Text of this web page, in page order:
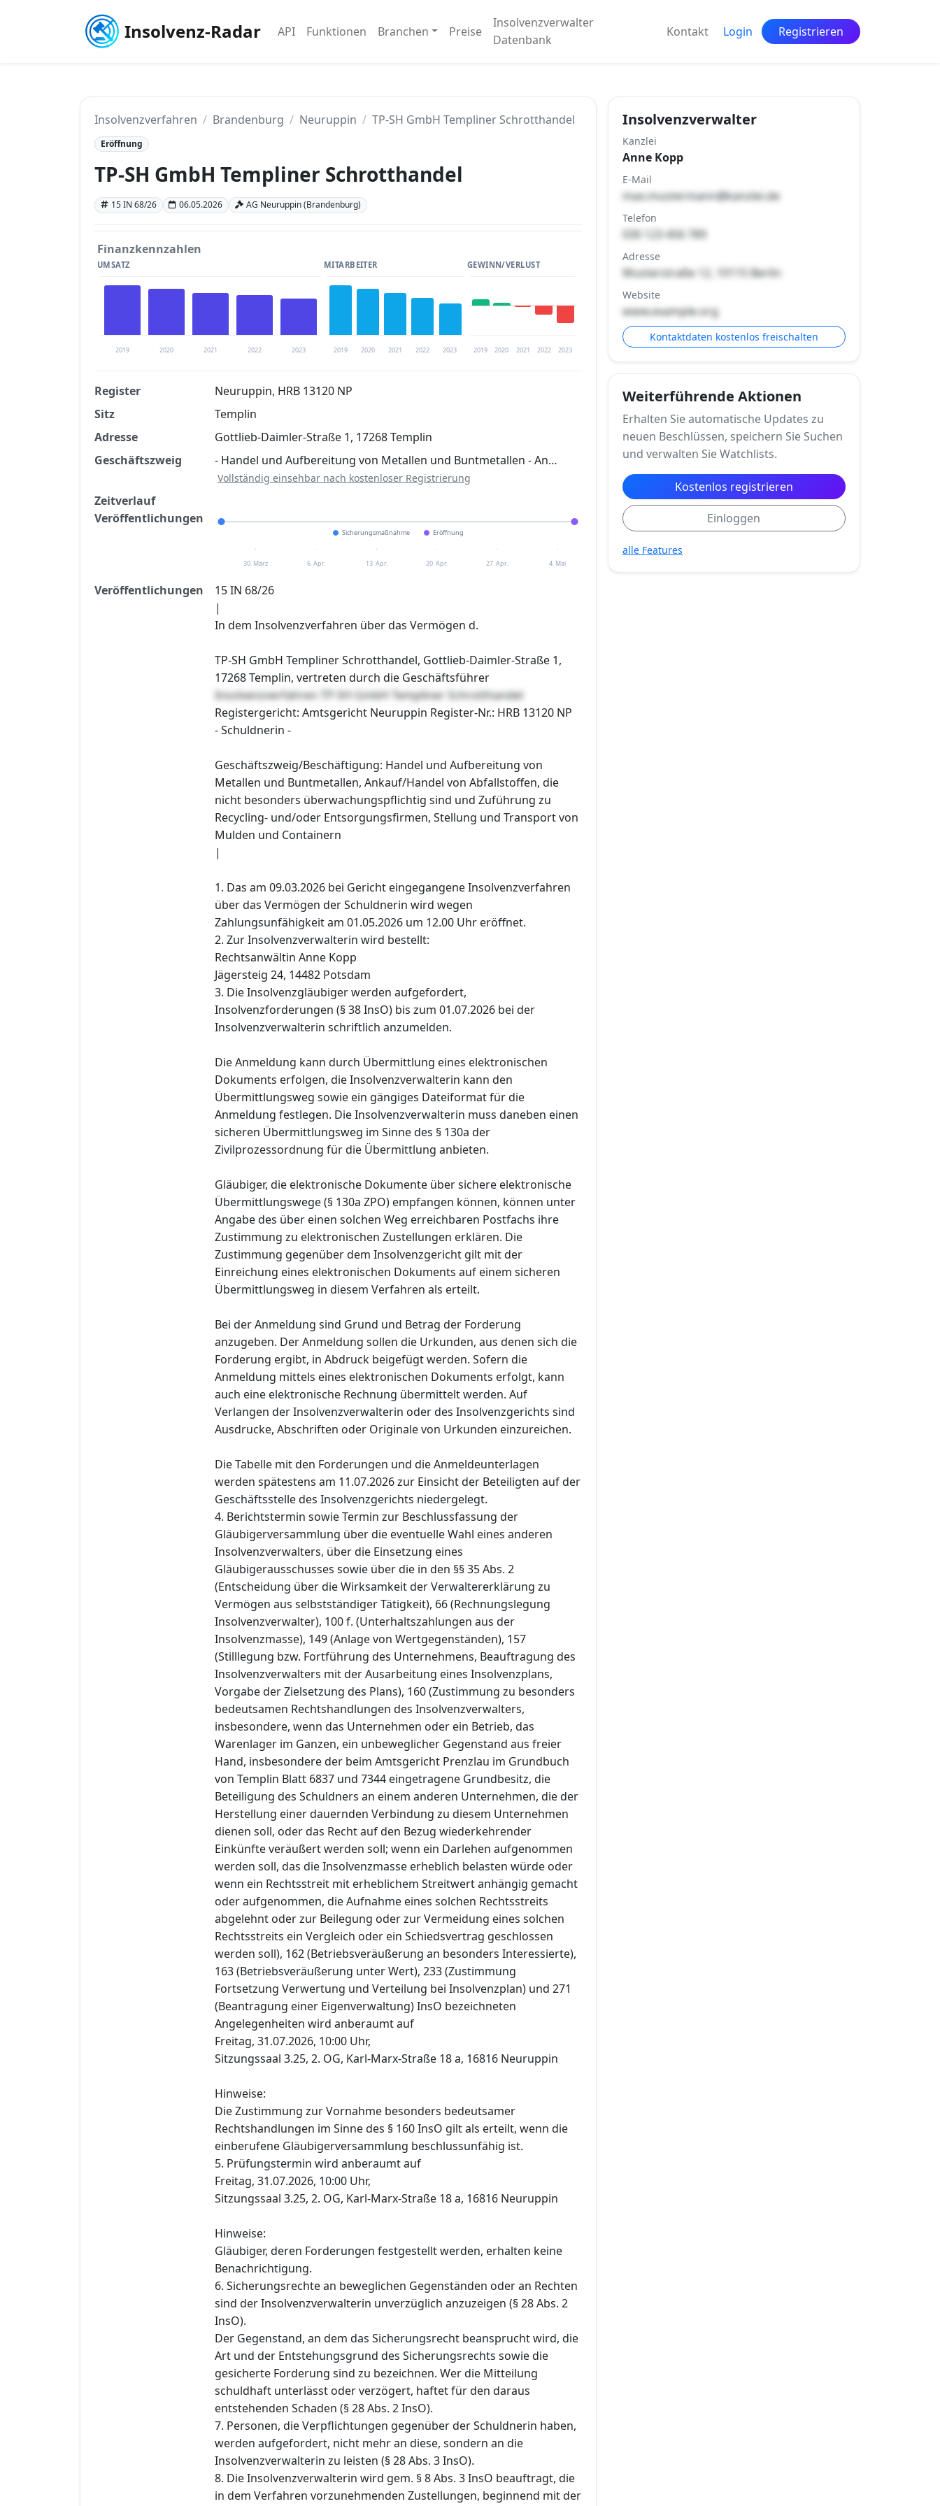
Insolvenz-Radar API Funktionen Branchen Preise
Insolvenzverwalter
Datenbank
Kontakt Login Registrieren
Insolvenzverfahren Brandenburg Neuruppin TP-SH GmbH Templiner Schrotthandel
Eröffnung
TP-SH GmbH Templiner Schrotthandel
15 IN 68/26 06.05.2026 AG Neuruppin (Brandenburg)
Finanzkennzahlen
UMSATZ
2019 2020 2021 2022 2023
MITARBEITER
2019 2020 2021 2022 2023
GEWINN/VERLUST
2019 2020 2021 2022 2023
Finanzkennzahlen nach kostenloser Registrierung verfügbar
Jetzt kostenlos registrieren
Register
Neuruppin, HRB 13120 NP
Sitz
Templin
Adresse
Gottlieb-Daimler-Straße 1, 17268 Templin
Geschäftszweig
- Handel und Aufbereitung von Metallen und Buntmetallen - An…
Vollständig einsehbar nach kostenloser Registrierung
Zeitverlauf
Veröffentlichungen
Sicherungsmaßnahme Eröffnung
30. März 6. Apr. 13. Apr. 20. Apr. 27. Apr. 4. Mai
Veröffentlichungen
15 IN 68/26
|
In dem Insolvenzverfahren über das Vermögen d.
TP-SH GmbH Templiner Schrotthandel, Gottlieb-Daimler-Straße 1,
17268 Templin, vertreten durch die Geschäftsführer
Insolvenzverfahren TP-SH GmbH Templiner Schrotthandel
Registergericht: Amtsgericht Neuruppin Register-Nr.: HRB 13120 NP
- Schuldnerin -
Geschäftszweig/Beschäftigung: Handel und Aufbereitung von
Metallen und Buntmetallen, Ankauf/Handel von Abfallstoffen, die
nicht besonders überwachungspflichtig sind und Zuführung zu
Recycling- und/oder Entsorgungsfirmen, Stellung und Transport von
Mulden und Containern
|
1. Das am 09.03.2026 bei Gericht eingegangene Insolvenzverfahren
über das Vermögen der Schuldnerin wird wegen
Zahlungsunfähigkeit am 01.05.2026 um 12.00 Uhr eröffnet.
2. Zur Insolvenzverwalterin wird bestellt:
Rechtsanwältin Anne Kopp
Jägersteig 24, 14482 Potsdam
3. Die Insolvenzgläubiger werden aufgefordert,
Insolvenzforderungen (§ 38 InsO) bis zum 01.07.2026 bei der
Insolvenzverwalterin schriftlich anzumelden.
Die Anmeldung kann durch Übermittlung eines elektronischen
Dokuments erfolgen, die Insolvenzverwalterin kann den
Übermittlungsweg sowie ein gängiges Dateiformat für die
Anmeldung festlegen. Die Insolvenzverwalterin muss daneben einen
sicheren Übermittlungsweg im Sinne des § 130a der
Zivilprozessordnung für die Übermittlung anbieten.
Gläubiger, die elektronische Dokumente über sichere elektronische
Übermittlungswege (§ 130a ZPO) empfangen können, können unter
Angabe des über einen solchen Weg erreichbaren Postfachs ihre
Zustimmung zu elektronischen Zustellungen erklären. Die
Zustimmung gegenüber dem Insolvenzgericht gilt mit der
Einreichung eines elektronischen Dokuments auf einem sicheren
Übermittlungsweg in diesem Verfahren als erteilt.
Bei der Anmeldung sind Grund und Betrag der Forderung
anzugeben. Der Anmeldung sollen die Urkunden, aus denen sich die
Forderung ergibt, in Abdruck beigefügt werden. Sofern die
Anmeldung mittels eines elektronischen Dokuments erfolgt, kann
auch eine elektronische Rechnung übermittelt werden. Auf
Verlangen der Insolvenzverwalterin oder des Insolvenzgerichts sind
Ausdrucke, Abschriften oder Originale von Urkunden einzureichen.
Die Tabelle mit den Forderungen und die Anmeldeunterlagen
werden spätestens am 11.07.2026 zur Einsicht der Beteiligten auf der
Geschäftsstelle des Insolvenzgerichts niedergelegt.
4. Berichtstermin sowie Termin zur Beschlussfassung der
Gläubigerversammlung über die eventuelle Wahl eines anderen
Insolvenzverwalters, über die Einsetzung eines
Gläubigerausschusses sowie über die in den §§ 35 Abs. 2
(Entscheidung über die Wirksamkeit der Verwaltererklärung zu
Vermögen aus selbstständiger Tätigkeit), 66 (Rechnungslegung
Insolvenzverwalter), 100 f. (Unterhaltszahlungen aus der
Insolvenzmasse), 149 (Anlage von Wertgegenständen), 157
(Stilllegung bzw. Fortführung des Unternehmens, Beauftragung des
Insolvenzverwalters mit der Ausarbeitung eines Insolvenzplans,
Vorgabe der Zielsetzung des Plans), 160 (Zustimmung zu besonders
bedeutsamen Rechtshandlungen des Insolvenzverwalters,
insbesondere, wenn das Unternehmen oder ein Betrieb, das
Warenlager im Ganzen, ein unbeweglicher Gegenstand aus freier
Hand, insbesondere der beim Amtsgericht Prenzlau im Grundbuch
von Templin Blatt 6837 und 7344 eingetragene Grundbesitz, die
Beteiligung des Schuldners an einem anderen Unternehmen, die der
Herstellung einer dauernden Verbindung zu diesem Unternehmen
dienen soll, oder das Recht auf den Bezug wiederkehrender
Einkünfte veräußert werden soll; wenn ein Darlehen aufgenommen
werden soll, das die Insolvenzmasse erheblich belasten würde oder
wenn ein Rechtsstreit mit erheblichem Streitwert anhängig gemacht
oder aufgenommen, die Aufnahme eines solchen Rechtsstreits
abgelehnt oder zur Beilegung oder zur Vermeidung eines solchen
Rechtsstreits ein Vergleich oder ein Schiedsvertrag geschlossen
werden soll), 162 (Betriebsveräußerung an besonders Interessierte),
163 (Betriebsveräußerung unter Wert), 233 (Zustimmung
Fortsetzung Verwertung und Verteilung bei Insolvenzplan) und 271
(Beantragung einer Eigenverwaltung) InsO bezeichneten
Angelegenheiten wird anberaumt auf
Freitag, 31.07.2026, 10:00 Uhr,
Sitzungssaal 3.25, 2. OG, Karl-Marx-Straße 18 a, 16816 Neuruppin
Hinweise:
Die Zustimmung zur Vornahme besonders bedeutsamer
Rechtshandlungen im Sinne des § 160 InsO gilt als erteilt, wenn die
einberufene Gläubigerversammlung beschlussunfähig ist.
5. Prüfungstermin wird anberaumt auf
Freitag, 31.07.2026, 10:00 Uhr,
Sitzungssaal 3.25, 2. OG, Karl-Marx-Straße 18 a, 16816 Neuruppin
Hinweise:
Gläubiger, deren Forderungen festgestellt werden, erhalten keine
Benachrichtigung.
6. Sicherungsrechte an beweglichen Gegenständen oder an Rechten
sind der Insolvenzverwalterin unverzüglich anzuzeigen (§ 28 Abs. 2
InsO).
Der Gegenstand, an dem das Sicherungsrecht beansprucht wird, die
Art und der Entstehungsgrund des Sicherungsrechts sowie die
gesicherte Forderung sind zu bezeichnen. Wer die Mitteilung
schuldhaft unterlässt oder verzögert, haftet für den daraus
entstehenden Schaden (§ 28 Abs. 2 InsO).
7. Personen, die Verpflichtungen gegenüber der Schuldnerin haben,
werden aufgefordert, nicht mehr an diese, sondern an die
Insolvenzverwalterin zu leisten (§ 28 Abs. 3 InsO).
8. Die Insolvenzverwalterin wird gem. § 8 Abs. 3 InsO beauftragt, die
in dem Verfahren vorzunehmenden Zustellungen, beginnend mit der
Insolvenzverwalter
Kanzlei
Anne Kopp
E-Mail
max.mustermann@kanzlei.de
Telefon
030 123 456 789
Adresse
Musterstraße 12, 10115 Berlin
Website
www.example.org
Kontaktdaten kostenlos freischalten
Weiterführende Aktionen
Erhalten Sie automatische Updates zu
neuen Beschlüssen, speichern Sie Suchen
und verwalten Sie Watchlists.
Kostenlos registrieren
Einloggen
alle Features